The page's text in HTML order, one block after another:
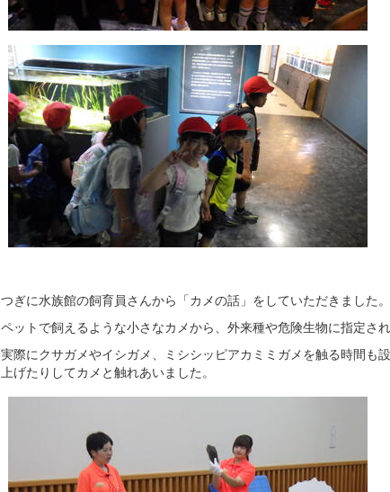
つぎに水族館の飼育員さんから「カメの話」をしていただきました。
ペットで飼えるような小さなカメから、外来種や危険生物に指定さ
実際にクサガメやイシガメ、ミシシッピアカミミガメを触る時間も
上げたりしてカメと触れあいました。